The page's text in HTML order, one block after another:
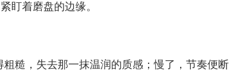
盯着磨盘的边缘。
糙，失去那一抹温润的质感；慢了，节奏便断